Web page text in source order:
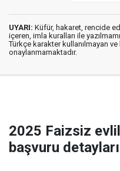
UYARI: Küfür, hakaret, rencide
içeren, imla kuralları ile
Türkçe karakter kullanılmayan
onaylanmamaktadır.
2025 Faizsiz
başvuru